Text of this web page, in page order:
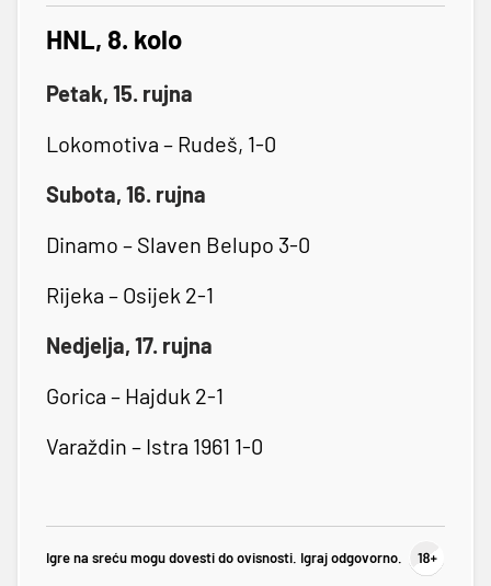
HNL, 8. kolo
Petak, 15. rujna
Lokomotiva – Rudeš, 1-0
Subota, 16. rujna
Dinamo – Slaven Belupo 3-0
Rijeka – Osijek 2-1
Nedjelja, 17. rujna
Gorica – Hajduk 2-1
Varaždin – Istra 1961 1-0
Igre na sreću mogu dovesti do ovisnosti. Igraj odgovorno.